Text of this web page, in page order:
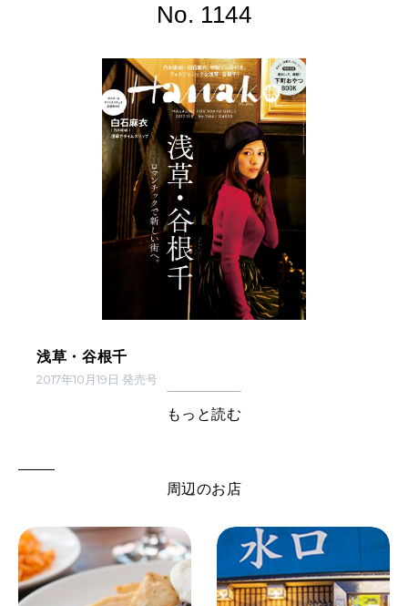
No. 1144
浅草・谷根千
2017年10月19日 発売号
もっと読む
周辺のお店